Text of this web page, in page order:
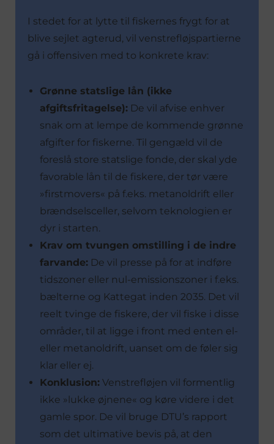
I stedet for at lytte til fiskernes frygt for at
blive sejlet agterud, vil venstrefløjspartierne
gå i offensiven med to konkrete krav:
Grønne statslige lån (ikke
afgiftsfritagelse): De vil afvise enhver
snak om at lempe de kommende grønne
afgifter for fiskerne. Til gengæld vil de
foreslå store statslige fonde, der skal yde
favorable lån til de fiskere, der tør være
»firstmovers« på f.eks. metanoldrift eller
brændselsceller, selvom teknologien er
dyr i starten.
Krav om tvungen omstilling i de indre
farvande: De vil presse på for at indføre
tidszoner eller nul-emissionszoner i f.eks.
bælterne og Kattegat inden 2035. Det vil
reelt tvinge de fiskere, der vil fiske i disse
områder, til at ligge i front med enten el-
eller metanoldrift, uanset om de føler sig
klar eller ej.
Konklusion: Venstrefløjen vil formentlig
ikke »lukke øjnene« og køre videre i det
gamle spor. De vil bruge DTU’s rapport
som det ultimative bevis på, at den